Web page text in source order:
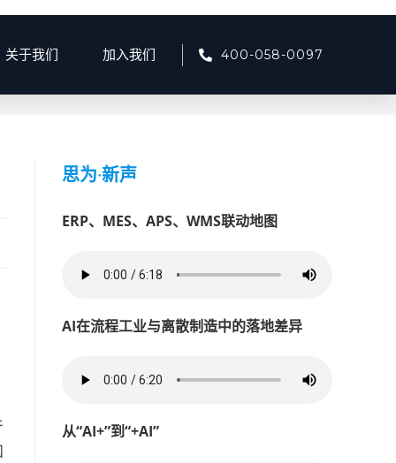
关于我们 加入我们 400-058-0097
2025 > 5月 > 产品资讯 质量管理系统的全生命周期追溯
思为·新声
ERP、MES、APS、WMS联动地图
AI在流程工业与离散制造中的落地差异
从“AI+”到“+AI”